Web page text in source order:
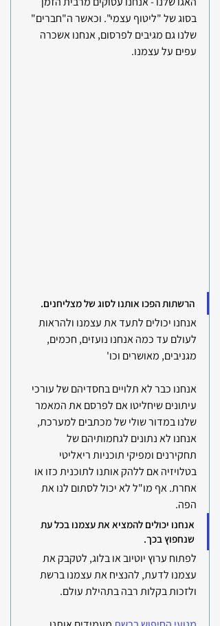
בסוג של "ליטוף עצמי". וכאשר ה"חברים"
שלנו גם מגיבים לפרסום, אנחנו אשכרה
עפים על עצמנו.
הרשתות הפכו אותנו לסוג של מצליחנים.
אנחנו יכולים לתעד את עצמנו ולהראות
לעולם עד כמה אנחנו נועזים, חכמים,
מגניבים, מאושרים וכו'
אנחנו כבר לא תלויים בחסדיהם של עורכי
עיתונים שיחליטו אם לפרסם את המאמר
שלנו במדור שולי של מכתבים למערכת,
אנחנו לא נתונים לגחמותיהם של
תחקירנים ומפיקי תוכניות ריאליטי
בטלויזיה אם ללהק אותנו לתוכנית כזו או
אחרת. אף מו"ל לא יכול לסתום לנו את
הפה.
אנחנו יכולים להמציא את עצמנו בכל עת
שנחפוץ בכך.
לפתוח ערוץ יוטיוב או בלוג, לטקבק את
עצמנו לדעת, להנציח את עצמנו ברשת
ולזכות בקלות רבה בתהילת עולם.